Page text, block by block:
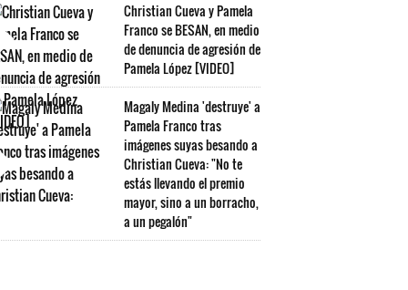
Christian Cueva y Pamela
Franco se BESAN, en medio
de denuncia de agresión de
Pamela López [VIDEO]
Magaly Medina 'destruye' a
Pamela Franco tras
imágenes suyas besando a
Christian Cueva: "No te
estás llevando el premio
mayor, sino a un borracho,
a un pegalón"